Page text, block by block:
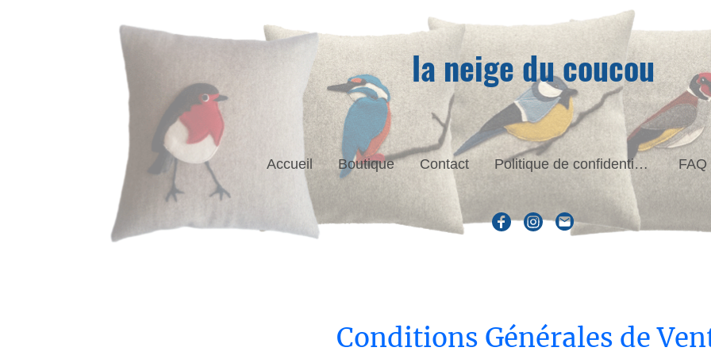
la neige du coucou
Accueil Boutique Contact Politique de confidentialité FAQ
Conditions Générales de